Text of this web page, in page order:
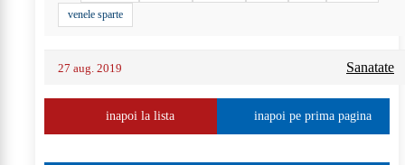
venele sparte
27 aug. 2019 Sanatate
inapoi la lista inapoi pe prima pagina